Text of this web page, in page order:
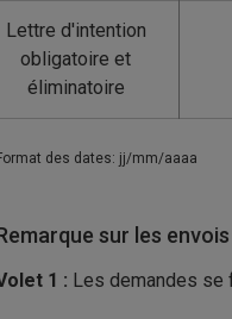
Lettre d'intention
obligatoire et
éliminatoire
des dates: jj/mm/aaaa
sur les envois
1 : Les demandes se